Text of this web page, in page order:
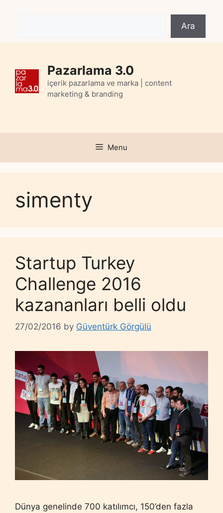
Ara
Pazarlama 3.0
içerik pazarlama ve marka | content
marketing & branding
Menu
simenty
Startup Turkey
Challenge 2016
kazananları belli oldu
27/02/2016 by Güventürk Görgülü
Dünya genelinde 700 katılımcı, 150’den fazla